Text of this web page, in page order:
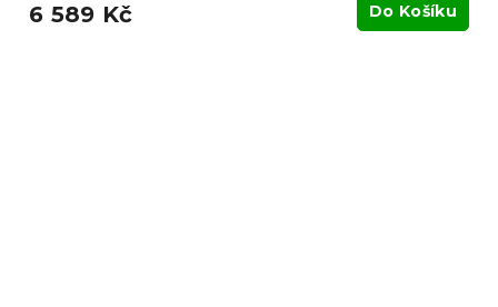
6 589 Kč Do Košíku